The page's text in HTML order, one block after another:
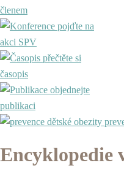
členem
pojďte na
akci SPV
přečtěte si
časopis
objednejte
publikaci
Encyklopedie